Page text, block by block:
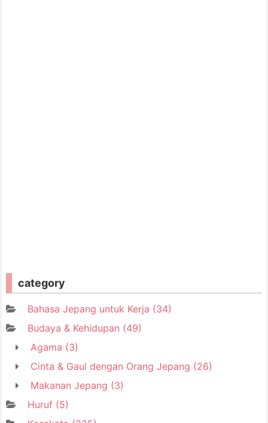
category
Bahasa Jepang untuk Kerja (34)
Budaya & Kehidupan (49)
Agama (3)
Cinta & Gaul dengan Orang Jepang (26)
Makanan Jepang (3)
Huruf (5)